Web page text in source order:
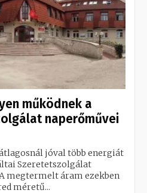
működnek a
naperőművei
jóval több energiát
Szeretetszolgálat
megtermelt áram ezekben
méretű...